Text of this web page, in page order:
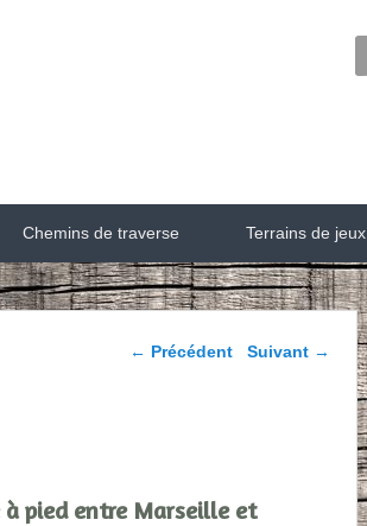
Chemins de traverse Terrains de jeux
Parcourir les articles
← Précédent Suivant →
pied entre Marseille et